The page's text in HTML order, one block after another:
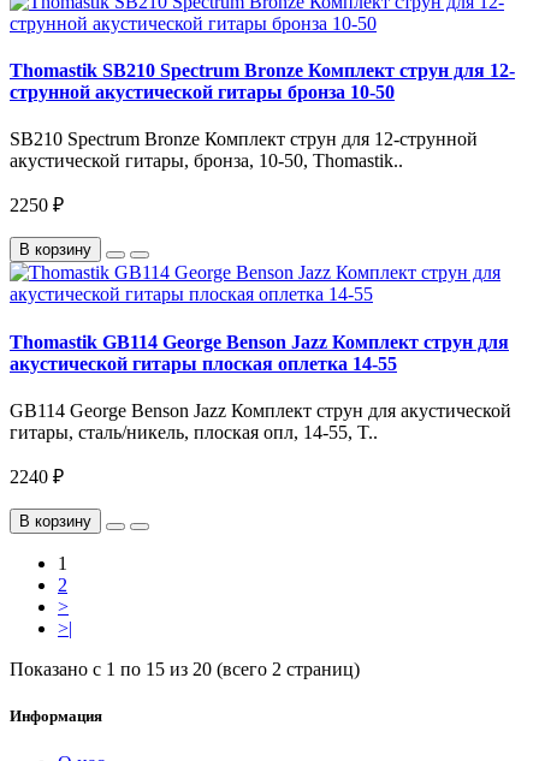
Thomastik SB210 Spectrum Bronze Комплект струн для 12-
струнной акустической гитары бронза 10-50
SB210 Spectrum Bronze Комплект струн для 12-струнной
акустической гитары, бронза, 10-50, Thomastik..
2250 ₽
В корзину
Thomastik GB114 George Benson Jazz Комплект струн для
акустической гитары плоская оплетка 14-55
GB114 George Benson Jazz Комплект струн для акустической
гитары, сталь/никель, плоская опл, 14-55, T..
2240 ₽
В корзину
1
2
>
>|
Показано с 1 по 15 из 20 (всего 2 страниц)
Информация